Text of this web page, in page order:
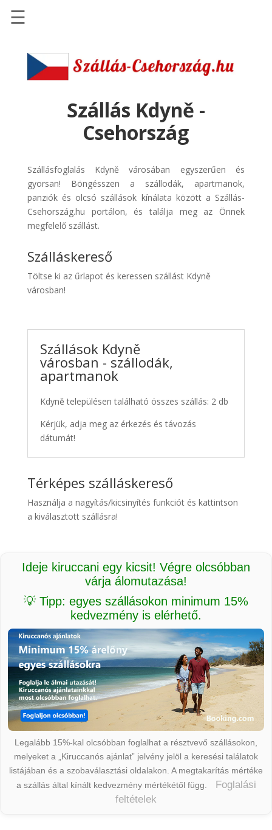
Szállások
Szállásinfo.eu
pénzvisszatérítéssel
Discover
Cars
Transzfer
Kiwi
Taxi
☰
Szállás Kdyně -
Csehország
Szállásfoglalás Kdyně városában egyszerűen és
gyorsan! Böngésszen a szállodák, apartmanok,
panziók és olcsó szállások kínálata között a Szállás-
Csehország.hu portálon, és találja meg az Önnek
megfelelő szállást.
Szálláskereső
Töltse ki az űrlapot és keressen szállást Kdyně
városban!
Szállások Kdyně
városban - szállodák,
apartmanok
Kdyně településen található összes szállás: 2 db
Kérjük, adja meg az érkezés és távozás
dátumát!
Térképes szálláskereső
Használja a nagyítás/kicsinyítés funkciót és kattintson
a kiválasztott szállásra!
Ideje kiruccani egy kicsit! Végre olcsóbban
várja álomutazása!
💡 Tipp: egyes szállásokon minimum 15%
kedvezmény is elérhető.
Legalább 15%-kal olcsóbban foglalhat a résztvevő szállásokon,
melyeket a „Kiruccanós ajánlat” jelvény jelöl a keresési találatok
listájában és a szobaválasztási oldalakon. A megtakarítás mértéke
a szállás által kínált kedvezmény mértékétől függ.
Foglalási
feltételek